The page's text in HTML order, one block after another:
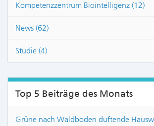
Kompetenzzentrum Biointelligenz (12)
News (62)
Studie (4)
Top 5 Beiträge des Monats
Grüne nach Waldboden duftende